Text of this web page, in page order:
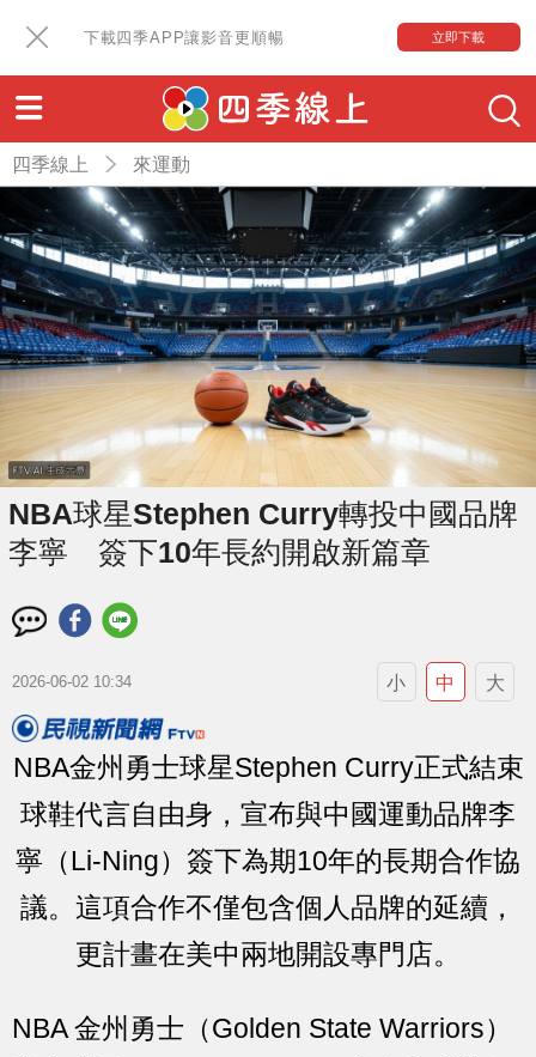
下載四季APP讓影音更順暢 立即下載
四季線上 來運動
NBA球星Stephen Curry轉投中國品牌
李寧 簽下10年長約開啟新篇章
2026-06-02 10:34 小 中 大
NBA金州勇士球星Stephen Curry正式結束
球鞋代言自由身，宣布與中國運動品牌李
寧（Li-Ning）簽下為期10年的長期合作協
議。這項合作不僅包含個人品牌的延續，
更計畫在美中兩地開設專門店。
NBA 金州勇士（Golden State Warriors）